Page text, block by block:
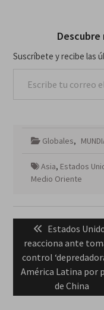
Suscríbete y recibe las
Globales,
Asia, Estados
Medio Oriente
Navegación
entradas
Previous
post:
Estados
reacciona ante
control
América Latina por
de China